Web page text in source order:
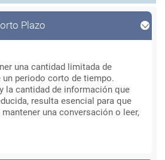
Plazo
una cantidad limitada de
periodo corto de tiempo.
la cantidad de información que
resulta esencial para que
una conversación o leer,